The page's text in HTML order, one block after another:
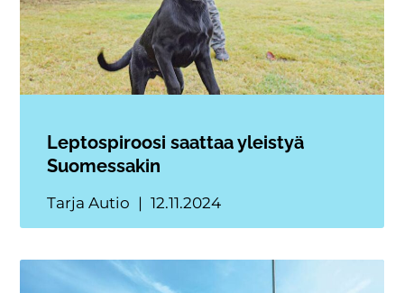
Leptospiroosi saattaa yleistyä
Suomessakin
Tarja Autio 12.11.2024